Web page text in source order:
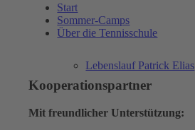
Lebenslauf Patrick Elias
Start
Sommer-Camps
Über die Tennisschule
Kooperationspartner
Mit freundlicher Unterstützung: